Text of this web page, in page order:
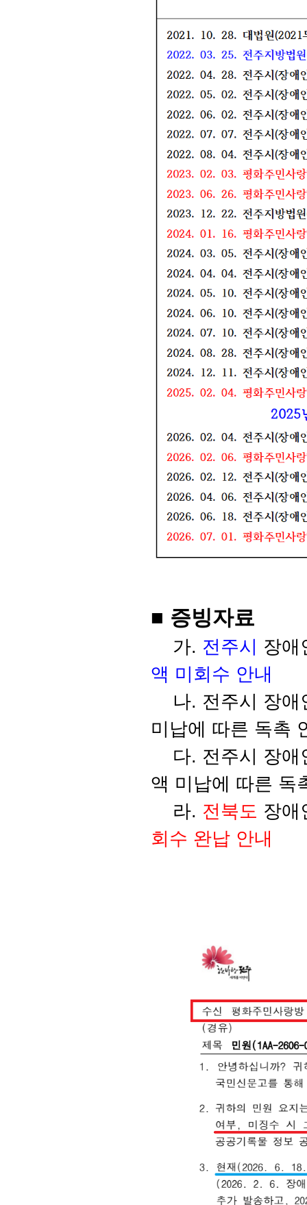
■ 증빙자료
가. 전주시
장애
액 미회수 안내
나. 전주시 장애
미납에 따른 독촉
다. 전주시 장애
액 미납에 따른 독
라. 전북도 장애
회수 완납 안내